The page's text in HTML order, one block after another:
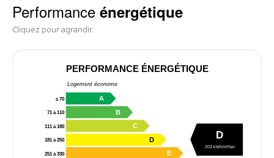
Performance énergétique
Cliquez pour agrandir.
PERFORMANCE ÉNERGÉTIQUE
Logement économe
≤ 70 A
71 à 110 B
111 à 180 C
181 à 250 D
251 à 330 E
D
203 kWh/m²/an